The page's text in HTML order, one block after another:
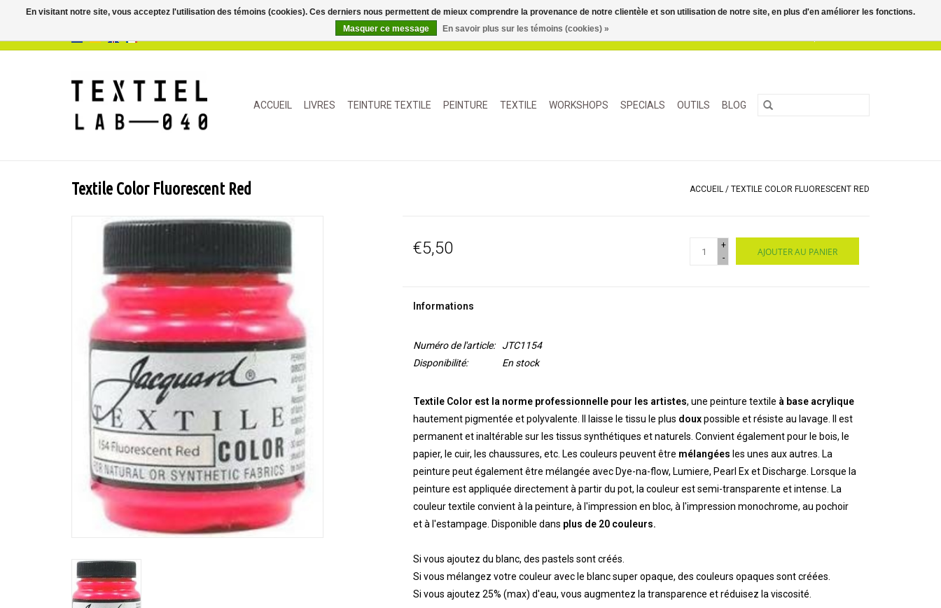
ACCUEIL LIVRES TEINTURE TEXTILE PEINTURE TEXTILE WORKSHOPS SPECIALS OUTILS BLOG
Textile Color Fluorescent Red ACCUEIL / TEXTILE COLOR FLUORESCENT RED
€5,50
+
-
AJOUTER AU PANIER
Informations
Numéro de l'article:
JTC1154
Disponibilité:
En stock
Textile Color est la norme professionnelle pour les artistes, une peinture textile à base acrylique
hautement pigmentée et polyvalente. Il laisse le tissu le plus douxpossible et résiste au lavage. Il est
permanent et inaltérable sur les tissus synthétiques et naturels. Convient également pour le bois, le
papier, le cuir, les chaussures, etc. Les couleurs peuvent être mélangées les unes aux autres. La
peinture peut également être mélangée avec Dye-na-flow, Lumiere, Pearl Ex et Discharge. Lorsque la
peinture est appliquée directement à partir du pot, la couleur est semi-transparente et intense. La
couleur textile convient à la peinture, à l'impression en bloc, à l'impression monochrome, au pochoir
et à l'estampage. Disponible dans plus de 20 couleurs.
Si vous ajoutez du blanc, des pastels sont créés.
Si vous mélangez votre couleur avec le blanc super opaque, des couleurs opaques sont créées.
Si vous ajoutez 25% (max) d'eau, vous augmentez la transparence et réduisez la viscosité.
En visitant notre site, vous acceptez l'utilisation des témoins (cookies). Ces derniers nous permettent de mieux comprendre la provenance de notre clientèle et son utilisation de notre site, en plus d'en améliorer les fonctions.
Masquer ce message
En savoir plus sur les témoins (cookies) »